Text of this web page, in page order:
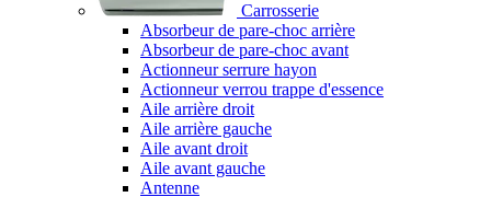
Carrosserie
Absorbeur de pare-choc arrière
Absorbeur de pare-choc avant
Actionneur serrure hayon
Actionneur verrou trappe d'essence
Aile arrière droit
Aile arrière gauche
Aile avant droit
Aile avant gauche
Antenne